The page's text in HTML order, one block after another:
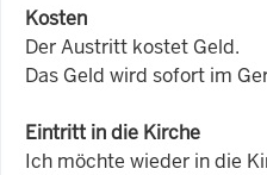
Kosten
Der Austritt kostet Geld.
Das Geld wird sofort im
Eintritt in die Kirche
Ich möchte wieder in die